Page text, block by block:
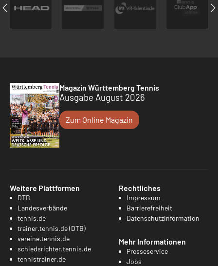
Magazin Württemberg Tennis
Ausgabe August 2026
Zum Online Magazin
Weitere Plattformen
DTB
Landesverbände
tennis.de
trainer.tennis.de (DTB)
vereine.tennis.de
schiedsrichter.tennis.de
tennistrainer.de
Rechtliches
Impressum
Barrierefreiheit
Datenschutzinformation
Mehr Informationen
Presseservice
Jobs